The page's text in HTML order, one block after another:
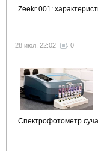
Zeekr 001:
28 июл, 22:02 0
Спектрофотометр